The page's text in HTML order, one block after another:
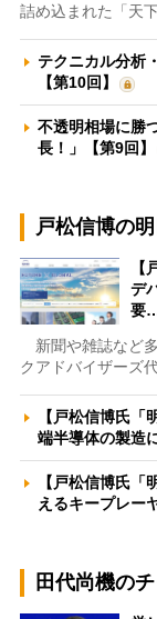
詰め込まれた「天
テクニカル分析
【第10回】
不透明相場に勝
長！」【第9回】
戸松信博の
デ
要
新聞や雑誌など
クアドバイザーズ
【戸松信博氏
端半導体の製造
【戸松信博氏
えるキープレ
田代尚機の